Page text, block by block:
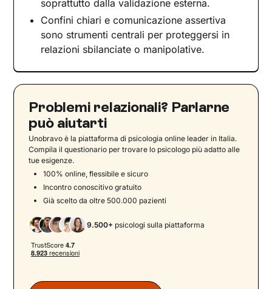
soprattutto dalla validazione esterna.
Confini chiari e comunicazione assertiva
sono strumenti centrali per proteggersi in
relazioni sbilanciate o manipolative.
Problemi relazionali? Parlarne
può aiutarti
Unobravo è la piattaforma di psicologia online leader in Italia.
Compila il questionario per trovare lo psicologo più adatto alle
tue esigenze.
100% online, flessibile e sicuro
Incontro conoscitivo gratuito
Già scelto da oltre 500.000 pazienti
9.500+ psicologi sulla piattaforma